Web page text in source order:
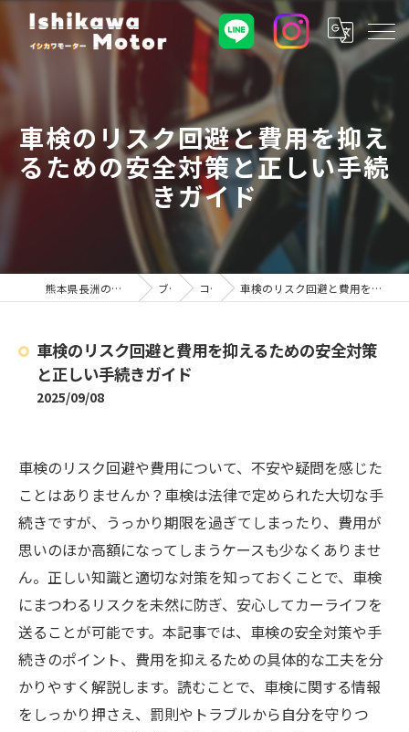
車検のリスク回避と費用を抑え
るための安全対策と正しい手続
きガイド
熊本県長洲の車屋ならイシカワモーター ブログ コラム 車検のリスク回避と費用を抑えるための安全対策と正しい手続きガイド
車検のリスク回避と費用を抑えるための安全対策
と正しい手続きガイド
2025/09/08
車検のリスク回避や費用について、不安や疑問を感じた
ことはありませんか？車検は法律で定められた大切な手
続きですが、うっかり期限を過ぎてしまったり、費用が
思いのほか高額になってしまうケースも少なくありませ
ん。正しい知識と適切な対策を知っておくことで、車検
にまつわるリスクを未然に防ぎ、安心してカーライフを
送ることが可能です。本記事では、車検の安全対策や手
続きのポイント、費用を抑えるための具体的な工夫を分
かりやすく解説します。読むことで、車検に関する情報
をしっかり押さえ、罰則やトラブルから自分を守りつ